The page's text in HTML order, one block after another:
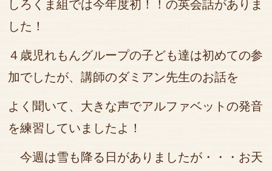
しろくま組では今年度初！！の英会話がありま
した！
４歳児れもんグループの子ども達は初めての参
加でしたが、講師のダミアン先生のお話を
よく聞いて、大きな声でアルファベットの発音
を練習していましたよ！
今週は雪も降る日がありましたが・・・お天